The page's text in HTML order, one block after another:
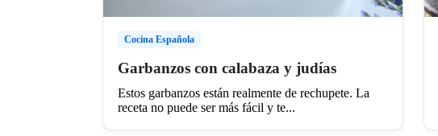
Cocina Española
Garbanzos con calabaza y judías
Estos garbanzos están realmente de rechupete. La
receta no puede ser más fácil y te...